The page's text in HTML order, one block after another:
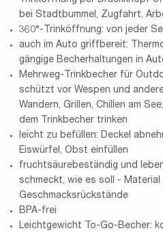
bei Stadtbummel, Zugfahrt,
360°-Trinköffnung: von jeder
auch im Auto griffbereit:
gängige Becherhaltungen in
Mehrweg-Trinkbecher für
schützt vor Wespen und
Wandern, Grillen, Chillen am
dem Trinkbecher trinken
leicht zu befüllen: Deckel
Eiswürfel, Obst einfüllen
fruchtsäurebeständig und
schmeckt, wie es soll -
Geschmacksrückstände
BPA-frei
Leichtgewicht To-Go-Becher: